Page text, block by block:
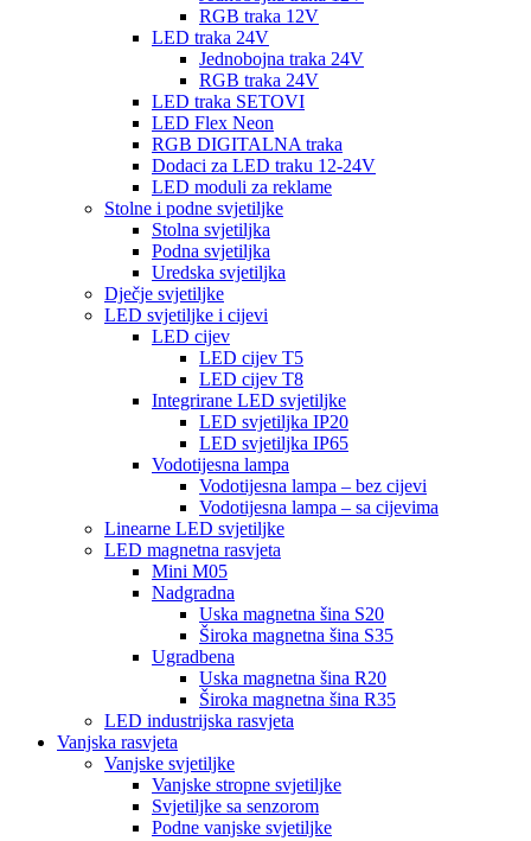
RGB traka 12V
LED traka 24V
Jednobojna traka 24V
RGB traka 24V
LED traka SETOVI
LED Flex Neon
RGB DIGITALNA traka
Dodaci za LED traku 12-24V
LED moduli za reklame
Stolne i podne svjetiljke
Stolna svjetiljka
Podna svjetiljka
Uredska svjetiljka
Dječje svjetiljke
LED svjetiljke i cijevi
LED cijev
LED cijev T5
LED cijev T8
Integrirane LED svjetiljke
LED svjetiljka IP20
LED svjetiljka IP65
Vodotijesna lampa
Vodotijesna lampa – bez cijevi
Vodotijesna lampa – sa cijevima
Linearne LED svjetiljke
LED magnetna rasvjeta
Mini M05
Nadgradna
Uska magnetna šina S20
Široka magnetna šina S35
Ugradbena
Uska magnetna šina R20
Široka magnetna šina R35
LED industrijska rasvjeta
Vanjska rasvjeta
Vanjske svjetiljke
Vanjske stropne svjetiljke
Svjetiljke sa senzorom
Podne vanjske svjetiljke